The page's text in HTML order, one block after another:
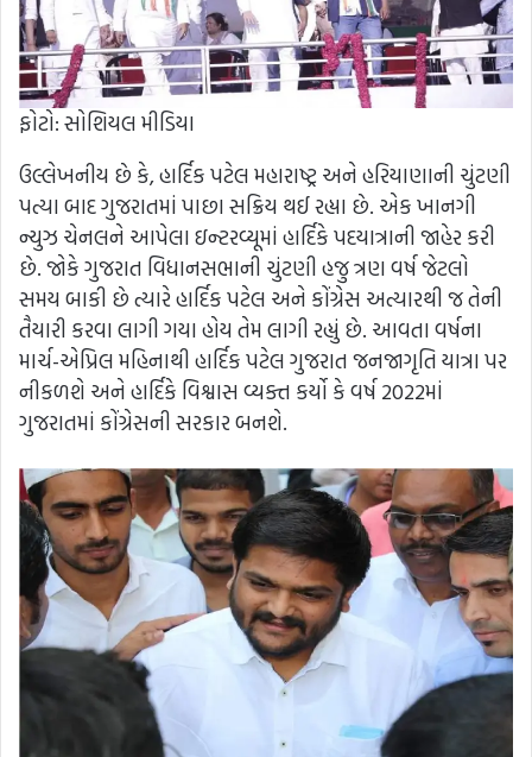
ફોટો: સોશિયલ મીડિયા
ઉલ્લેખનીય છે કે, હાર્દિક પટેલ મહારાષ્ટ્ર અને હરિયાણાની ચુંટણી
પત્યા બાદ ગુજરાતમાં પાછા સક્રિય થઈ રહ્યા છે. એક ખાનગી
ન્યુઝ ચેનલને આપેલા ઇન્ટરવ્યૂમાં હાર્દિકે પદયાત્રાની જાહેર કરી
છે. જોકે ગુજરાત વિધાનસભાની ચુંટણી હજુ ત્રણ વર્ષ જેટલો
સમય બાકી છે ત્યારે હાર્દિક પટેલ અને કોંગ્રેસ અત્યારથી જ તેની
તૈયારી કરવા લાગી ગયા હોય તેમ લાગી રહ્યું છે. આવતા વર્ષના
માર્ચ-એપ્રિલ મહિનાથી હાર્દિક પટેલ ગુજરાત જનજાગૃતિ યાત્રા પર
નીકળશે અને હાર્દિકે વિશ્વાસ વ્યક્ત કર્યો કે વર્ષ 2022માં
ગુજરાતમાં કોંગ્રેસની સરકાર બનશે.